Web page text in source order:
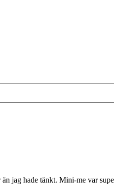
jag hade tänkt. Mini-me var